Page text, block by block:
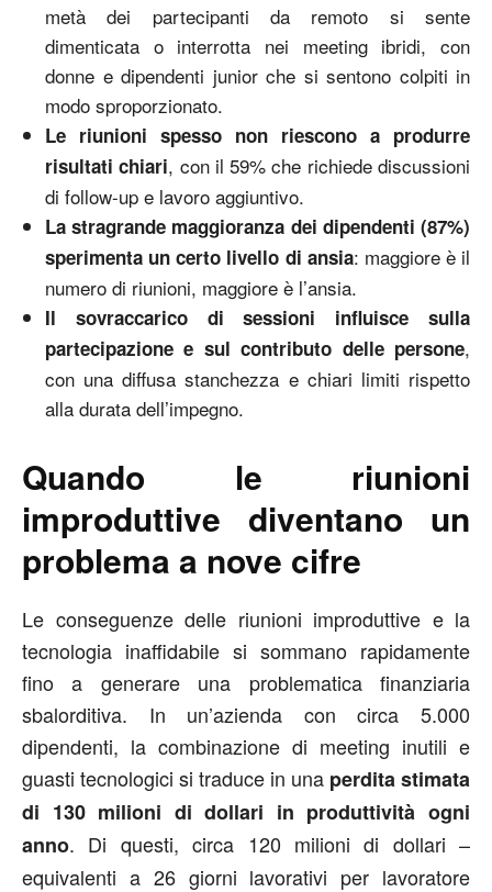
metà dei partecipanti da remoto si sente
dimenticata o interrotta nei meeting ibridi, con
donne e dipendenti junior che si sentono colpiti in
modo sproporzionato.
Le riunioni spesso non riescono a produrre
risultati chiari, con il 59% che richiede discussioni
di follow-up e lavoro aggiuntivo.
La stragrande maggioranza dei dipendenti (87%)
sperimenta un certo livello di ansia: maggiore è il
numero di riunioni, maggiore è l’ansia.
Il sovraccarico di sessioni influisce sulla
partecipazione e sul contributo delle persone,
con una diffusa stanchezza e chiari limiti rispetto
alla durata dell’impegno.
Quando le riunioni
improduttive diventano un
problema a nove cifre
Le conseguenze delle riunioni improduttive e la
tecnologia inaffidabile si sommano rapidamente
fino a generare una problematica finanziaria
sbalorditiva. In un’azienda con circa 5.000
dipendenti, la combinazione di meeting inutili e
guasti tecnologici si traduce in una perdita stimata
di 130 milioni di dollari in produttività ogni
anno. Di questi, circa 120 milioni di dollari –
equivalenti a 26 giorni lavorativi per lavoratore